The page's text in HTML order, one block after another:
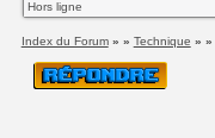
Hors ligne
Index du Forum» » Technique » »